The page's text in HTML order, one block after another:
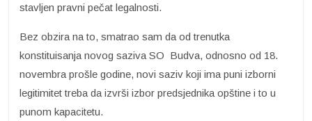
stavljen pravni pečat legalnosti.
Bez obzira na to, smatrao sam da od trenutka
konstituisanja novog saziva SO Budva, odnosno od 18.
novembra prošle godine, novi saziv koji ima puni izborni
legitimitet treba da izvrši izbor predsjednika opštine i to u
punom kapacitetu.